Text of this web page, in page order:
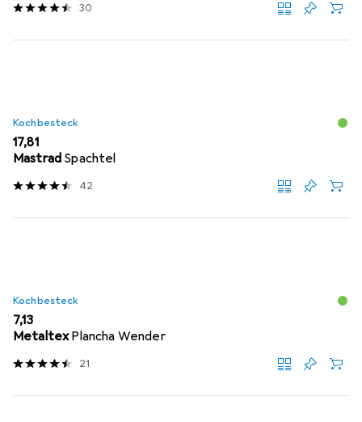
30
Kochbesteck
EUR
17,81
Mastrad Spachtel
42
Kochbesteck
EUR
7,13
MetaltexPlancha Wender
21